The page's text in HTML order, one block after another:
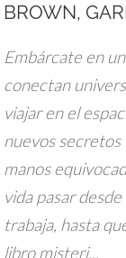
BROWN,
Embárcate en
conectan
viajar en el
nuevos secretos
manos
vida pasar
trabaja, hasta
libro misteri...